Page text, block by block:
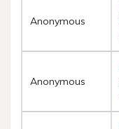
Anonymous
Anonymous